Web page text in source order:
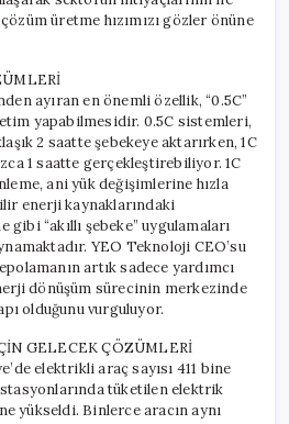
üretme hızımızı gözler önüne
ayıran en önemli özellik, “0.5C”
yapabilmesidir. 0.5C sistemleri,
2 saatte şebekeye aktarırken, 1C
1 saatte gerçekleştirebiliyor. 1C
ani yük değişimlerine hızla
enerji kaynaklarındaki
gibi “akıllı şebeke” uygulamaları
YEO Teknoloji CEO’su
artık sadece yardımcı
dönüşüm sürecinin merkezinde
olduğunu vurguluyor.
GELECEK ÇÖZÜMLERİ
elektrikli araç sayısı 411 bine
tüketilen elektrik
yükseldi. Binlerce aracın aynı